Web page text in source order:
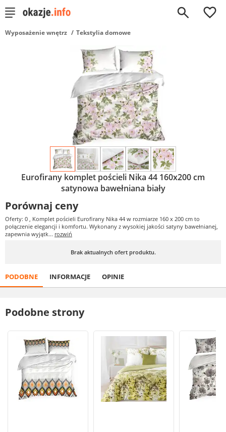
0
Wyposażenie wnętrz Tekstylia domowe
Eurofirany komplet pościeli Nika 44 160x200 cm
satynowa bawełniana biały
Porównaj ceny
Oferty: 0 , Komplet pościeli Eurofirany Nika 44 w rozmiarze 160 x 200 cm to
połączenie elegancji i komfortu. Wykonany z wysokiej jakości satyny bawełnianej,
zapewnia wyjątk... rozwiń
Brak aktualnych ofert produktu.
PODOBNE INFORMACJE OPINIE
Podobne strony